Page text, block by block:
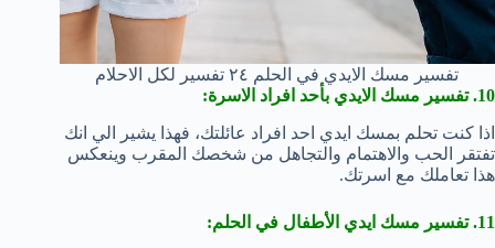
تفسير مسك الايدي في الحلم ٢٤ تفسير لكل الاحلام
10. تفسير مسك الايدي بأحد افراد الاسرة:
اذا كنت تحلم بمسك ايدي احد افراد عائلتك، فهذا يشير الي انك
تفتقر الحب والاهتمام والتجاهل من شخصك المقرب وينعكس
هذا تعاملك مع اسرتك.
11. تفسير مسك ايدي الأطفال في الحلم: